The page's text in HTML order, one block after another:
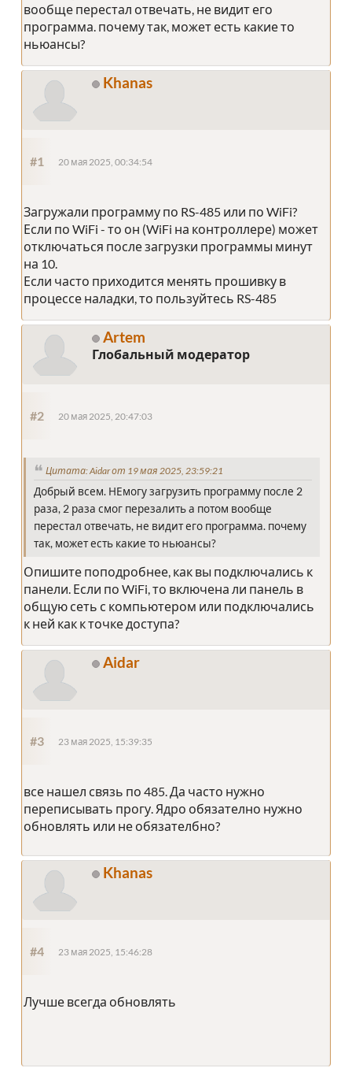
вообще перестал отвечать, не видит его
программа. почему так, может есть какие то
ньюансы?
Khanas
#1 20 мая 2025, 00:34:54
Загружали программу по RS-485 или по WiFi?
Если по WiFi - то он (WiFi на контроллере) может
отключаться после загрузки программы минут
на 10.
Если часто приходится менять прошивку в
процессе наладки, то пользуйтесь RS-485
Artem
Глобальный модератор
#2 20 мая 2025, 20:47:03
Цитата: Aidar от 19 мая 2025, 23:59:21
Добрый всем. НЕмогу загрузить программу после 2
раза, 2 раза смог перезалить а потом вообще
перестал отвечать, не видит его программа. почему
так, может есть какие то ньюансы?
Опишите поподробнее, как вы подключались к
панели. Если по WiFi, то включена ли панель в
общую сеть с компьютером или подключались
к ней как к точке доступа?
Aidar
#3 23 мая 2025, 15:39:35
все нашел связь по 485. Да часто нужно
переписывать прогу. Ядро обязателно нужно
обновлять или не обязателбно?
Khanas
#4 23 мая 2025, 15:46:28
Лучше всегда обновлять